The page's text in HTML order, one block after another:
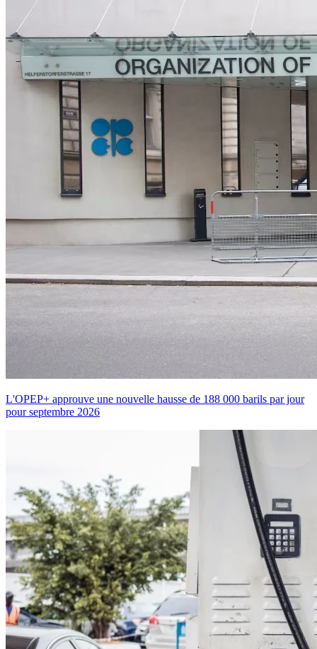
L'OPEP+ approuve une nouvelle hausse de 188 000 barils par jour
pour septembre 2026